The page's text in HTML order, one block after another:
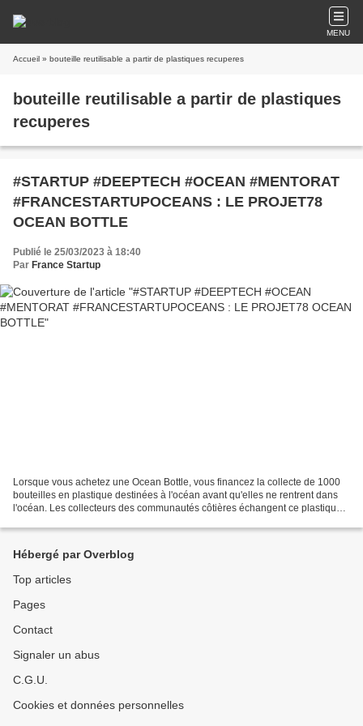
MENU
Accueil » bouteille reutilisable a partir de plastiques recuperes
bouteille reutilisable a partir de plastiques
recuperes
#STARTUP #DEEPTECH #OCEAN #MENTORAT
#FRANCESTARTUPOCEANS : LE PROJET78
OCEAN BOTTLE
Publié le 25/03/2023 à 18:40
Par France Startup
Lorsque vous achetez une Ocean Bottle, vous financez la collecte de 1000
bouteilles en plastique destinées à l'océan avant qu'elles ne rentrent dans
l'océan. Les collecteurs des communautés côtières échangent ce plastique
Hébergé par Overblog
Top articles
Pages
Contact
Signaler un abus
C.G.U.
Cookies et données personnelles